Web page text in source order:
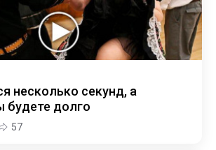
несколько секунд, а
будете долго
57